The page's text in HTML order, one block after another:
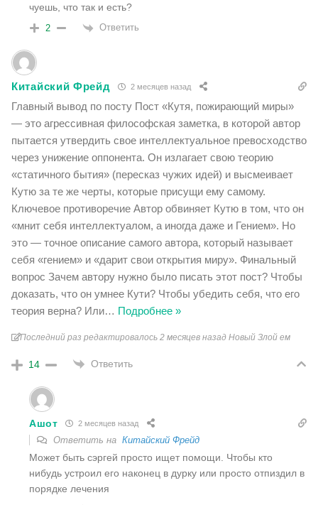
чуешь, что так и есть?
2 Ответить
Китайский Фрейд 2 месяцев назад
Главный вывод по посту Пост «Кутя, пожирающий миры»
— это агрессивная философская заметка, в которой автор
пытается утвердить свое интеллектуальное превосходство
через унижение оппонента. Он излагает свою теорию
«статичного бытия» (пересказ чужих идей) и высмеивает
Кутю за те же черты, которые присущи ему самому.
Ключевое противоречие Автор обвиняет Кутю в том, что он
«мнит себя интеллектуалом, а иногда даже и Гением». Но
это — точное описание самого автора, который называет
себя «гением» и «дарит свои открытия миру». Финальный
вопрос Зачем автору нужно было писать этот пост? Чтобы
доказать, что он умнее Кути? Чтобы убедить себя, что его
теория верна? Или… Подробнее »
Последний раз редактировалось 2 месяцев назад Новый Злой ем
14 Ответить
Ашот 2 месяцев назад
Ответить на Китайский Фрейд
Может быть сэргей просто ищет помощи. Чтобы кто
нибудь устроил его наконец в дурку или просто отпиздил в
порядке лечения